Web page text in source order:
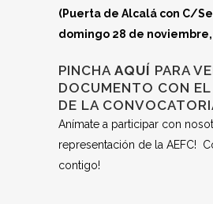
(Puerta de Alcalá con C/
domingo 28 de noviembre,
PINCHA AQUÍ PARA
DOCUMENTO CON
DE LA
Anímate a participar con
representación de la AEFC!
contigo!